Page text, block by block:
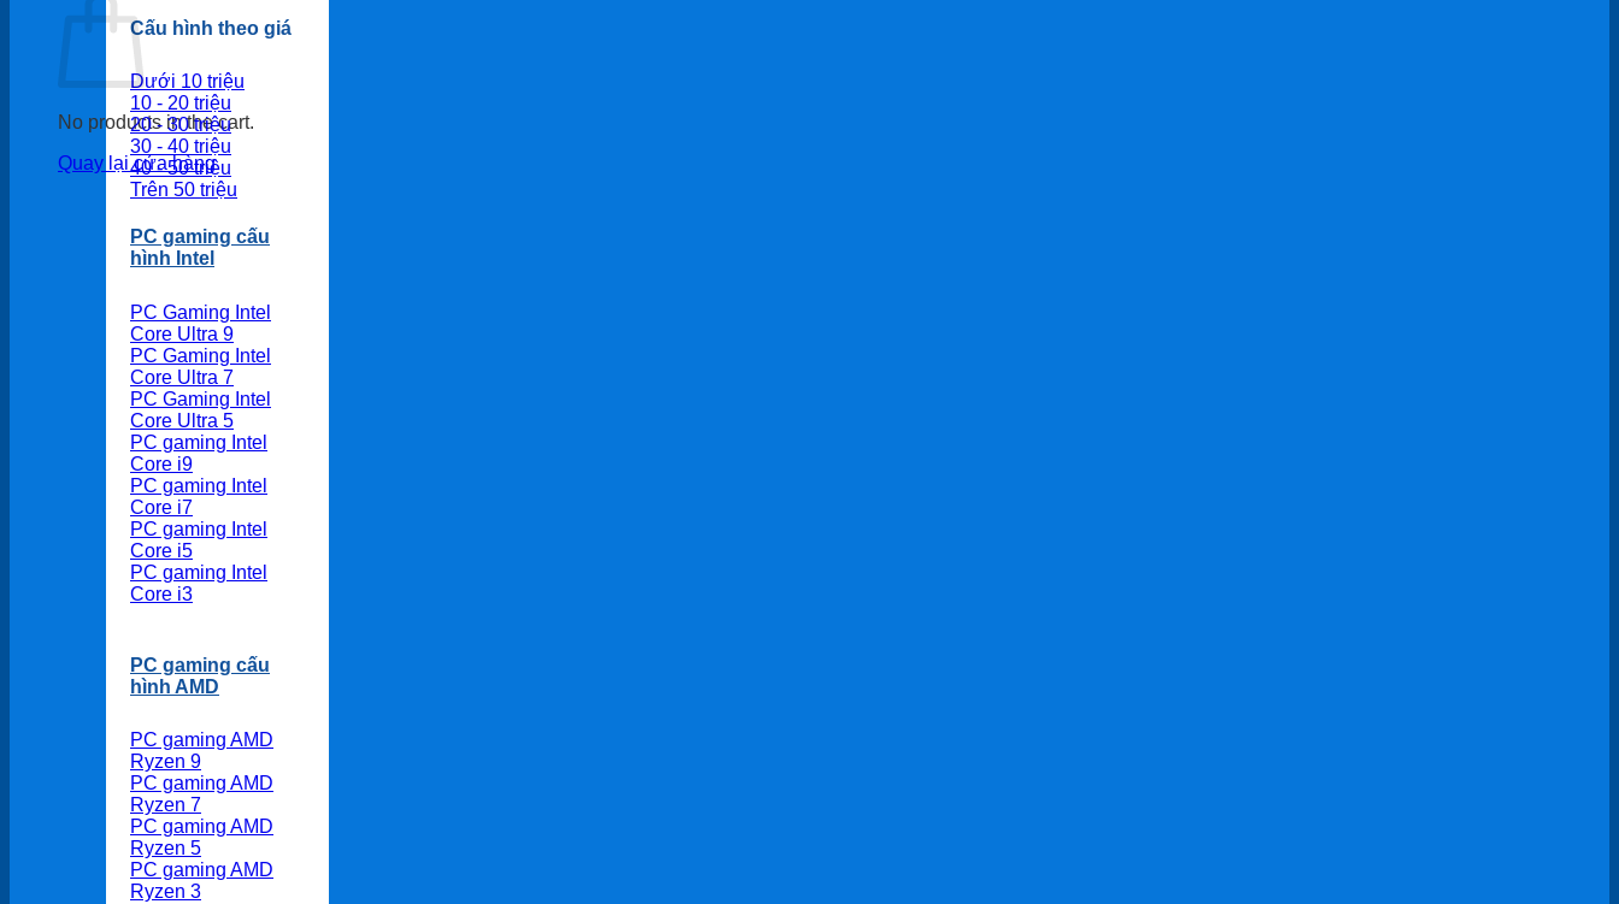
No products in the cart.
Quay lại cửa hàng
Cấu hình theo giá
Dưới 10 triệu
10 - 20 triệu
20 - 30 triệu
30 - 40 triệu
40 - 50 triệu
Trên 50 triệu
PC gaming cấu
hình Intel
PC Gaming Intel
Core Ultra 9
PC Gaming Intel
Core Ultra 7
PC Gaming Intel
Core Ultra 5
PC gaming Intel
Core i9
PC gaming Intel
Core i7
PC gaming Intel
Core i5
PC gaming Intel
Core i3
PC gaming cấu
hình AMD
PC gaming AMD
Ryzen 9
PC gaming AMD
Ryzen 7
PC gaming AMD
Ryzen 5
PC gaming AMD
Ryzen 3